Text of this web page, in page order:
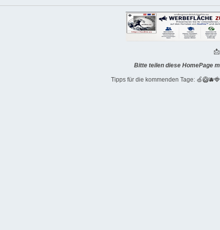
Bitte teilen diese HomePage
Tipps für die kommenden Tage: